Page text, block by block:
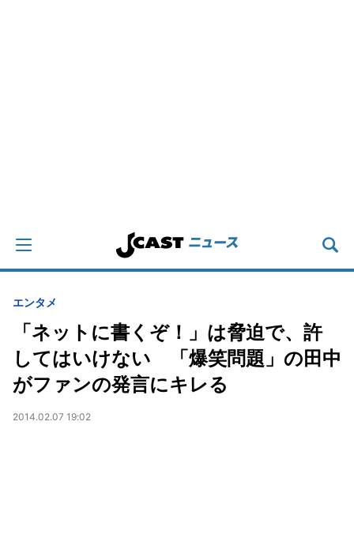
エンタメ
「ネットに書くぞ！」は脅迫で、許
してはいけない 「爆笑問題」の田中
がファンの発言にキレる
2014.02.07 19:02